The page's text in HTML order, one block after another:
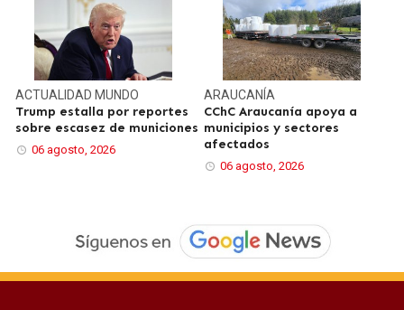
ACTUALIDAD MUNDO
Trump estalla por reportes
sobre escasez de municiones
06 agosto, 2026
ARAUCANÍA
CChC Araucanía apoya a
municipios y sectores
afectados
06 agosto, 2026